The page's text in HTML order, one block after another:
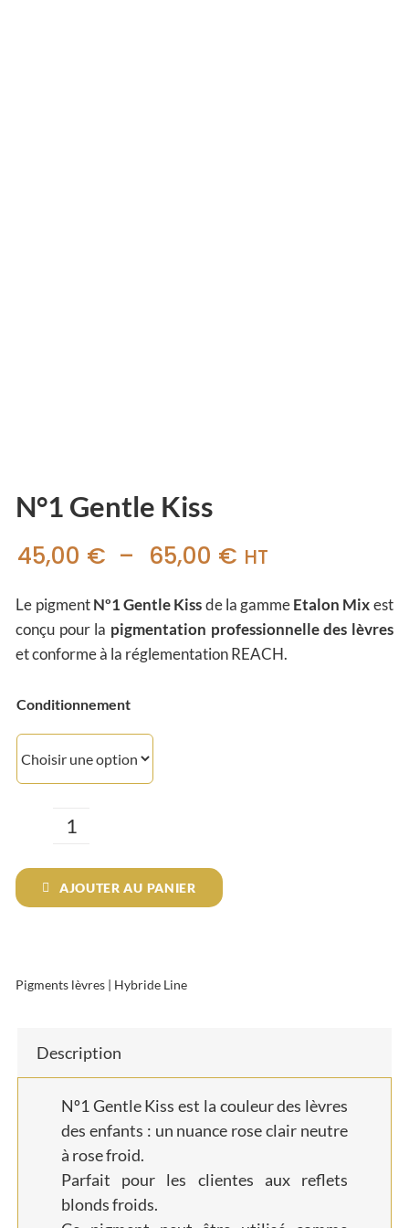
N°1 Gentle Kiss
45,00 € – 65,00 € Plage
prix :
45,00 €
HT
Le pigmentNº1 Gentle Kissde la gammeEtalon Mixest
conçu pour la pigmentation professionnelle des lèvres
et conforme à la réglementation REACH.
Conditionnement
quantité
de
N°1
AJOUTER AU PANIER
Pigments lèvres | Hybride Line
Description
Nº1 Gentle Kiss est la couleur des lèvres
des enfants : un nuance rose clair neutre
à rose froid.
Parfait pour les clientes aux reflets
blonds froids.